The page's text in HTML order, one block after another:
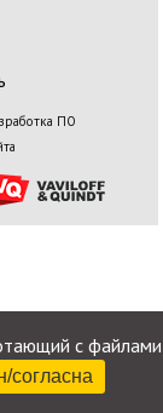
ПО
с файлами
согласна